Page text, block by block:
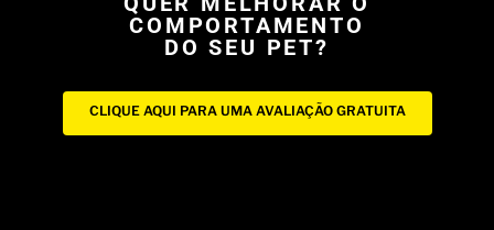
COMPORTAMENTO
DO SEU PET?
CLIQUE AQUI PARA UMA AVALIAÇÃO GRATUITA